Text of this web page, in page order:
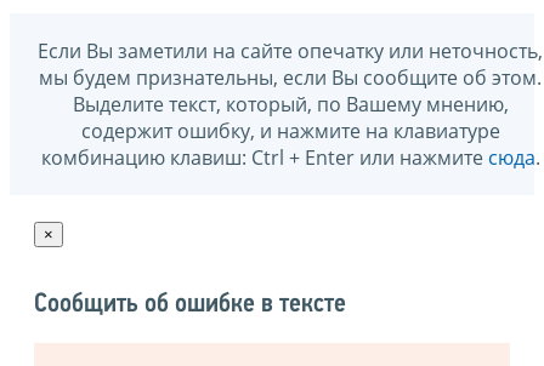
Если Вы заметили на сайте опечатку или неточность,
мы будем признательны, если Вы сообщите об этом.
Выделите текст, который, по Вашему мнению,
содержит ошибку, и нажмите на клавиатуре
комбинацию клавиш: Ctrl + Enter или нажмите сюда.
×
Сообщить об ошибке в тексте